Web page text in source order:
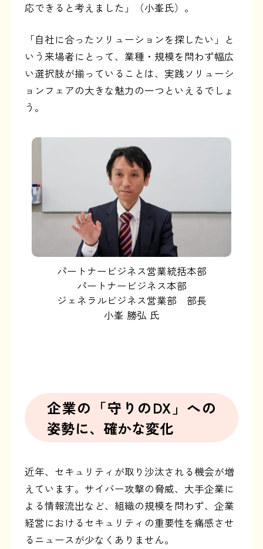
応できると考えました」（小峯氏）。
「自社に合ったソリューションを探したい」と
いう来場者にとって、業種・規模を問わず幅広
い選択肢が揃っていることは、実践ソリューシ
ョンフェアの大きな魅力の一つといえるでしょ
う。
パートナービジネス営業統括本部
パートナービジネス本部
ジェネラルビジネス営業部 部長
小峯 勝弘 氏
企業の「守りのDX」への
姿勢に、確かな変化
近年、セキュリティが取り沙汰される機会が増
えています。サイバー攻撃の脅威、大手企業に
よる情報流出など、組織の規模を問わず、企業
経営におけるセキュリティの重要性を痛感させ
るニュースが少なくありません。